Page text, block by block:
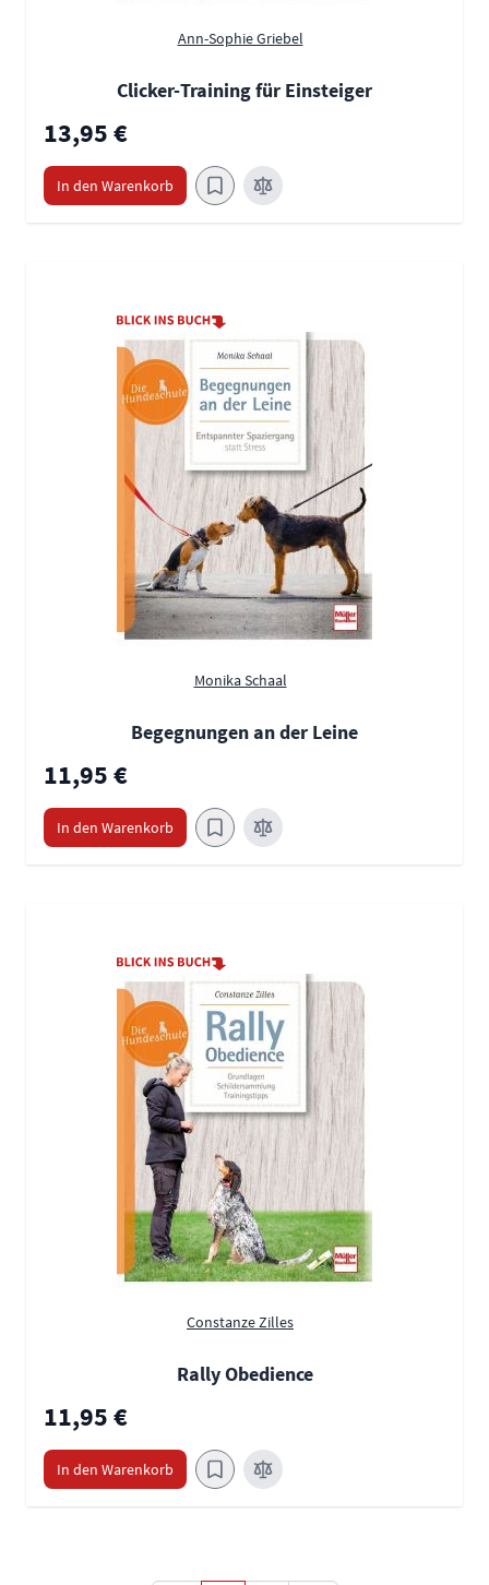
Ann-Sophie Griebel
Clicker-Training für Einsteiger
13,95 €
In den Warenkorb
Monika Schaal
Begegnungen an der Leine
11,95 €
In den Warenkorb
Constanze Zilles
Rally Obedience
11,95 €
In den Warenkorb